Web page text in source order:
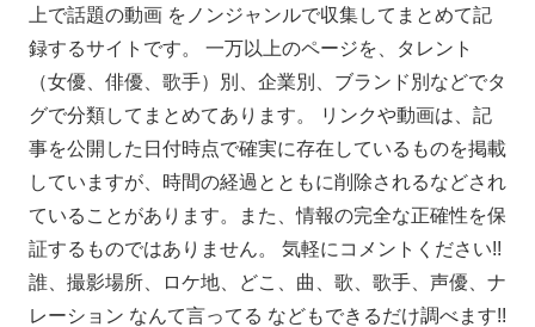
上で話題の動画 をノンジャンルで収集してまとめて記
録するサイトです。 一万以上のページを、タレント
（女優、俳優、歌手）別、企業別、ブランド別などでタ
グで分類してまとめてあります。 リンクや動画は、記
事を公開した日付時点で確実に存在しているものを掲載
していますが、時間の経過とともに削除されるなどされ
ていることがあります。また、情報の完全な正確性を保
証するものではありません。 気軽にコメントください!!
誰、撮影場所、ロケ地、どこ、曲、歌、歌手、声優、ナ
レーション なんて言ってる などもできるだけ調べます!!